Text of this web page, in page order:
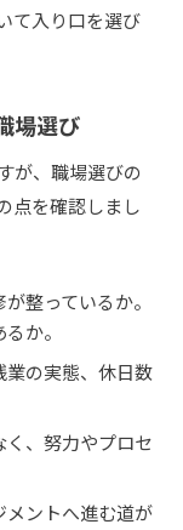
て入り口を選び
場選び
が、職場選びの
点を確認しまし
整っているか。
か。
業の実態、休日数
く、努力やプロセ
メントへ進む道が